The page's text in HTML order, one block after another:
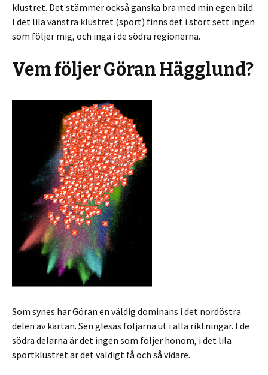
klustret. Det stämmer också ganska bra med min egen bild.
I det lila vänstra klustret (sport) finns det i stort sett ingen
som följer mig, och inga i de södra regionerna.
Vem följer Göran Hägglund?
Som synes har Göran en väldig dominans i det nordöstra
delen av kartan. Sen glesas följarna ut i alla riktningar. I de
södra delarna är det ingen som följer honom, i det lila
sportklustret är det väldigt få och så vidare.